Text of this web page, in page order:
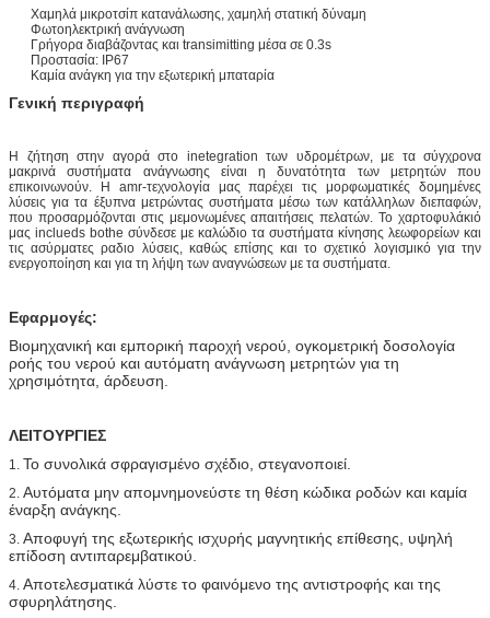
Χαμηλά μικροτσίπ κατανάλωσης, χαμηλή στατική δύναμη
Φωτοηλεκτρική ανάγνωση
Γρήγορα διαβάζοντας και transimitting μέσα σε 0.3s
Προστασία: IP67
Καμία ανάγκη για την εξωτερική μπαταρία
Γενική περιγραφή
Η ζήτηση στην αγορά στο inetegration των υδρομέτρων, με τα σύγχρονα
μακρινά συστήματα ανάγνωσης είναι η δυνατότητα των μετρητών που
επικοινωνούν. Η amr-τεχνολογία μας παρέχει τις μορφωματικές δομημένες
λύσεις για τα έξυπνα μετρώντας συστήματα μέσω των κατάλληλων διεπαφών,
που προσαρμόζονται στις μεμονωμένες απαιτήσεις πελατών. Το χαρτοφυλάκιό
μας inclueds bothe σύνδεσε με καλώδιο τα συστήματα κίνησης λεωφορείων και
τις ασύρματες ραδιο λύσεις, καθώς επίσης και το σχετικό λογισμικό για την
ενεργοποίηση και για τη λήψη των αναγνώσεων με τα συστήματα.
Εφαρμογές:
Βιομηχανική και εμπορική παροχή νερού, ογκομετρική δοσολογία
ροής του νερού και αυτόματη ανάγνωση μετρητών για τη
χρησιμότητα, άρδευση.
ΛΕΙΤΟΥΡΓΙΕΣ
1. Το συνολικά σφραγισμένο σχέδιο, στεγανοποιεί.
2. Αυτόματα μην απομνημονεύστε τη θέση κώδικα ροδών και καμία
έναρξη ανάγκης.
3. Αποφυγή της εξωτερικής ισχυρής μαγνητικής επίθεσης, υψηλή
επίδοση αντιπαρεμβατικού.
4. Αποτελεσματικά λύστε το φαινόμενο της αντιστροφής και της
σφυρηλάτησης.